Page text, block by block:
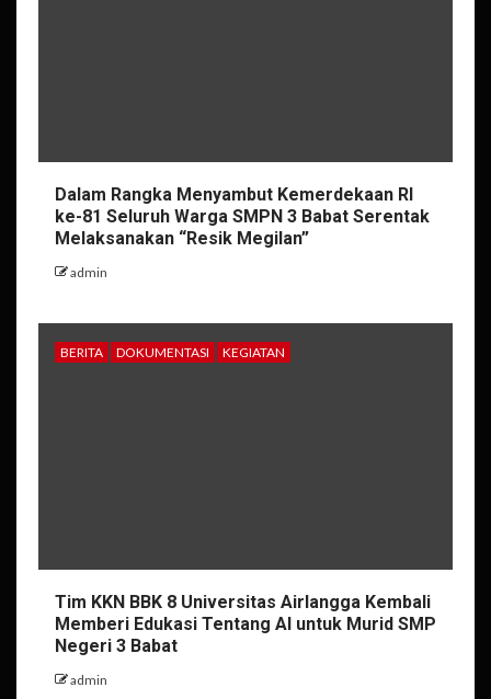
Dalam Rangka Menyambut Kemerdekaan RI
ke-81 Seluruh Warga SMPN 3 Babat Serentak
Melaksanakan “Resik Megilan”
admin
BERITA DOKUMENTASI KEGIATAN
Tim KKN BBK 8 Universitas Airlangga Kembali
Memberi Edukasi Tentang AI untuk Murid SMP
Negeri 3 Babat
admin